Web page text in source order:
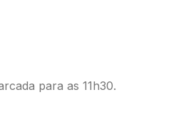
para as 11h30.